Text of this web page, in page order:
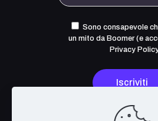
Sono consapevole
un mito da Boomer (e
Privacy